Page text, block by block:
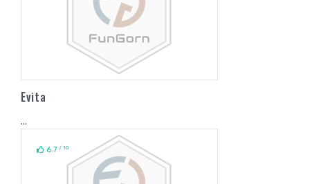
Evita
...
6.7 / 10